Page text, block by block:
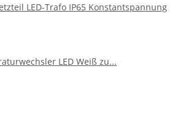
LED-Trafo IP65 Konstantspannung